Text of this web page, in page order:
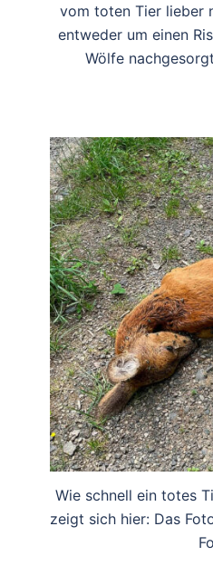
vom toten Tier lieber
entweder um einen
Wölfe
Wie schnell ein totes
zeigt sich hier: Das